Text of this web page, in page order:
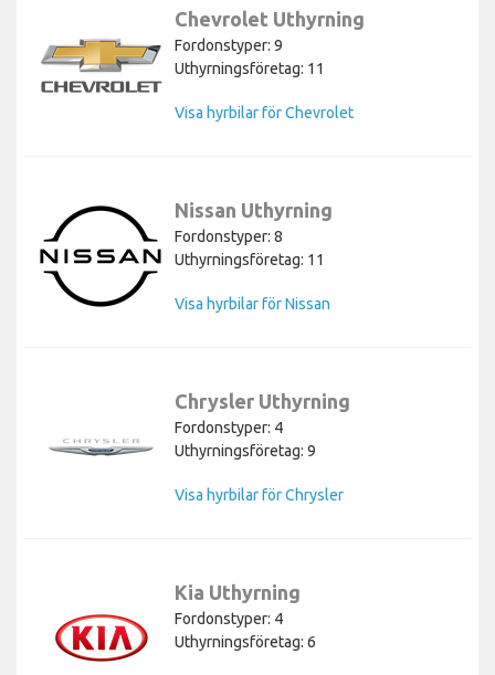
Chevrolet Uthyrning
Fordonstyper: 9
Uthyrningsföretag: 11
Visa hyrbilar för Chevrolet
Nissan Uthyrning
Fordonstyper: 8
Uthyrningsföretag: 11
Visa hyrbilar för Nissan
Chrysler Uthyrning
Fordonstyper: 4
Uthyrningsföretag: 9
Visa hyrbilar för Chrysler
Kia Uthyrning
Fordonstyper: 4
Uthyrningsföretag: 6